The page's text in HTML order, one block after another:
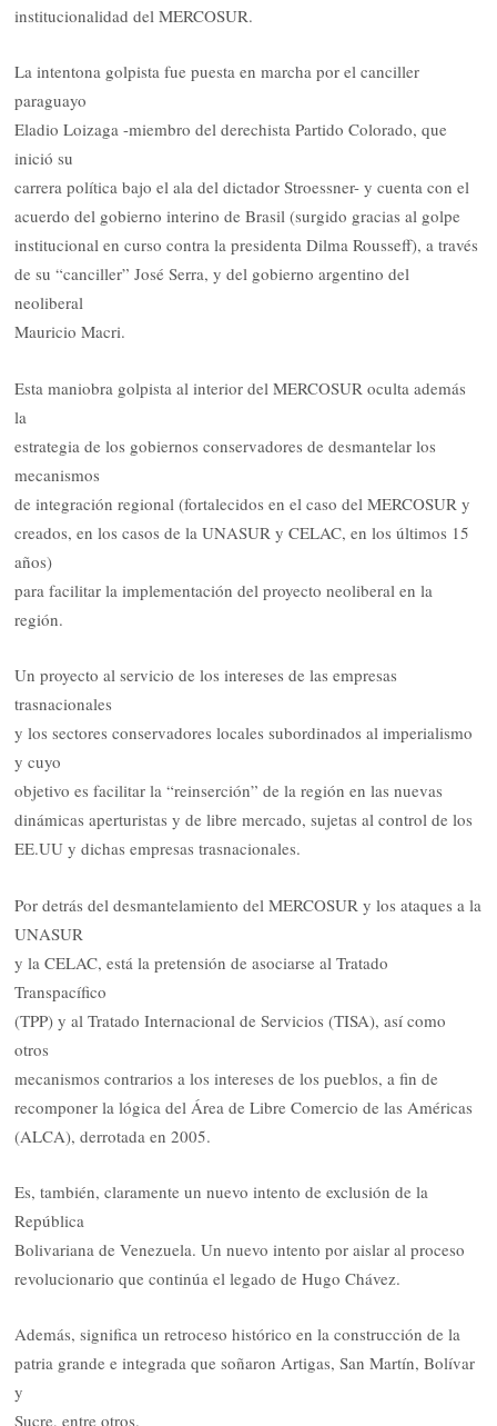
institucionalidad del MERCOSUR.
La intentona golpista fue puesta en marcha por el canciller
paraguayo
Eladio Loizaga -miembro del derechista Partido Colorado, que
inició su
carrera política bajo el ala del dictador Stroessner- y cuenta con el
acuerdo del gobierno interino de Brasil (surgido gracias al golpe
institucional en curso contra la presidenta Dilma Rousseff), a través
de su “canciller” José Serra, y del gobierno argentino del
neoliberal
Mauricio Macri.
Esta maniobra golpista al interior del MERCOSUR oculta además
la
estrategia de los gobiernos conservadores de desmantelar los
mecanismos
de integración regional (fortalecidos en el caso del MERCOSUR y
creados, en los casos de la UNASUR y CELAC, en los últimos 15
años)
para facilitar la implementación del proyecto neoliberal en la
región.
Un proyecto al servicio de los intereses de las empresas
trasnacionales
y los sectores conservadores locales subordinados al imperialismo
y cuyo
objetivo es facilitar la “reinserción” de la región en las nuevas
dinámicas aperturistas y de libre mercado, sujetas al control de los
EE.UU y dichas empresas trasnacionales.
Por detrás del desmantelamiento del MERCOSUR y los ataques a la
UNASUR
y la CELAC, está la pretensión de asociarse al Tratado
Transpacífico
(TPP) y al Tratado Internacional de Servicios (TISA), así como
otros
mecanismos contrarios a los intereses de los pueblos, a fin de
recomponer la lógica del Área de Libre Comercio de las Américas
(ALCA), derrotada en 2005.
Es, también, claramente un nuevo intento de exclusión de la
República
Bolivariana de Venezuela. Un nuevo intento por aislar al proceso
revolucionario que continúa el legado de Hugo Chávez.
Además, significa un retroceso histórico en la construcción de la
patria grande e integrada que soñaron Artigas, San Martín, Bolívar
y
Sucre, entre otros.